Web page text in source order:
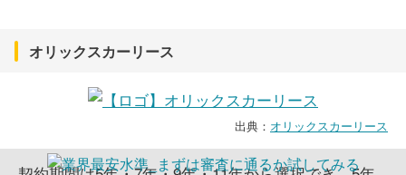
オリックスカーリース
出典： オリックスカーリース